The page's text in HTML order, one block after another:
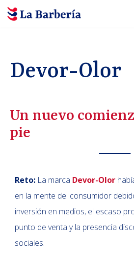
Saltar
al
Devor-Olor
Un nuevo
pie
Reto: La marca Devor-Olor
en la mente del consumidor
inversión en medios, el escaso
punto de venta y la presencia
sociales.